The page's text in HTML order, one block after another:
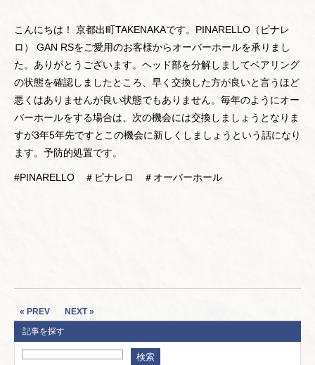
こんにちは！ 京都出町TAKENAKAです。PINARELLO（ピナレ
ロ） GAN RSをご愛用のお客様からオーバーホールを承りまし
た。ありがとうございます。ヘッド部を分解しましてベアリング
の状態を確認しましたところ、早く交換した方が良いと言うほど
悪くはありませんが良い状態でもありません。毎年のようにオー
バーホールをする場合は、次の機会には交換しましょうとなりま
すが3年5年先ですとこの機会に新しくしましょうという話になり
ます。予防的処置です。
#PINARELLO ＃ピナレロ ＃オーバーホール
« PREV
NEXT »
記事を探す